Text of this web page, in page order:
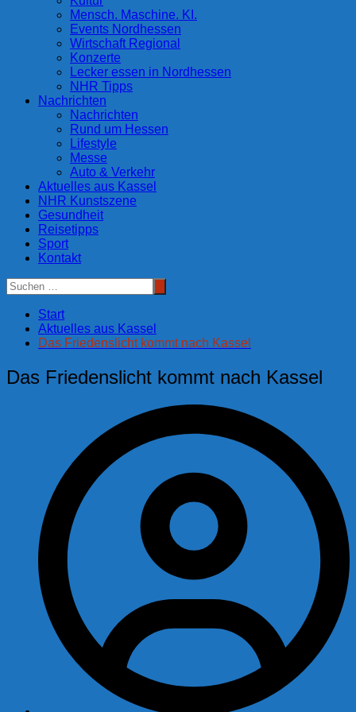
Mensch. Maschine. KI.
Events Nordhessen
Wirtschaft Regional
Konzerte
Lecker essen in Nordhessen
NHR Tipps
Nachrichten
Nachrichten
Rund um Hessen
Lifestyle
Messe
Auto & Verkehr
Aktuelles aus Kassel
NHR Kunstszene
Gesundheit
Reisetipps
Sport
Kontakt
Start
Aktuelles aus Kassel
Das Friedenslicht kommt nach Kassel
Das Friedenslicht kommt nach Kassel